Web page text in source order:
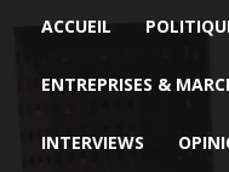
ACCUEIL
ENTREPRISES &
INTERVIEWS